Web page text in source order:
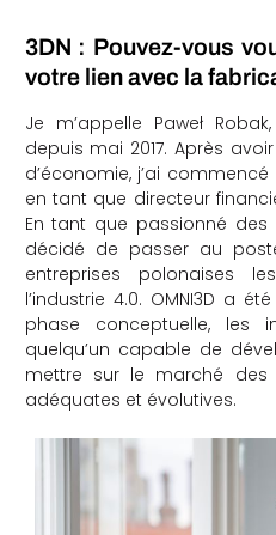
3DN : Pouvez-vous
votre lien avec la
Je m’appelle Paweł
depuis mai 2017. Après
d’économie, j’ai
en tant que directeur
En tant que passionné des
décidé de passer au
entreprises polonaises
l’industrie 4.0. OMNI3D a
phase conceptuelle, les
quelqu’un capable de
mettre sur le marché des
adéquates et évolutives.